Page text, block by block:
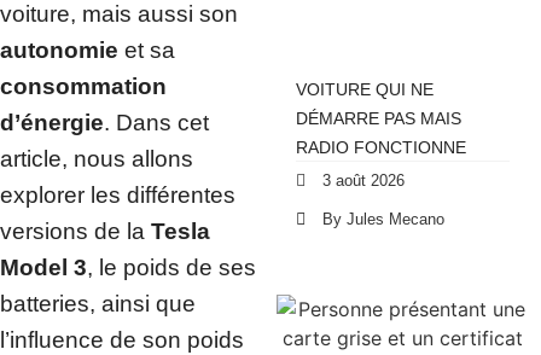
voiture, mais aussi son
autonomie et sa
consommation
d’énergie. Dans cet
article, nous allons
explorer les différentes
versions de la Tesla
Model 3, le poids de ses
batteries, ainsi que
l’influence de son poids
VOITURE QUI NE
DÉMARRE PAS MAIS
RADIO FONCTIONNE
3 août 2026
By Jules Mecano